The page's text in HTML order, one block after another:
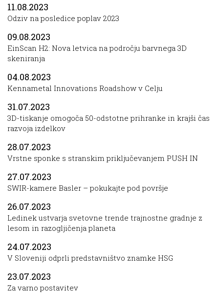
11.08.2023
Odziv na posledice poplav 2023
09.08.2023
EinScan H2: Nova letvica na področju barvnega 3D
skeniranja
04.08.2023
Kennametal Innovations Roadshow v Celju
31.07.2023
3D-tiskanje omogoča 50-odstotne prihranke in krajši čas
razvoja izdelkov
28.07.2023
Vrstne sponke s stranskim priključevanjem PUSH IN
27.07.2023
SWIR-kamere Basler – pokukajte pod površje
26.07.2023
Ledinek ustvarja svetovne trende trajnostne gradnje z
lesom in razogljičenja planeta
24.07.2023
V Sloveniji odprli predstavništvo znamke HSG
23.07.2023
Za varno postavitev